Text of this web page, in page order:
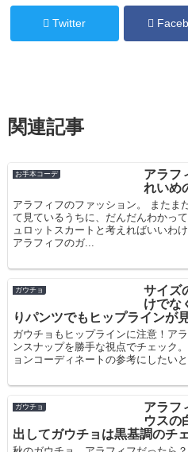
Twitter
関連記事
お手本コーデ
アラフ
れいめ
アラフィフのファッション。 またま
て見ているうちに、だんだんわかっ
ュロットスカートと考えればいいわ
アラフィフのガ...
ガウチョ
サイズ
けでな
りパンツでもヒップラインが
ガウチョもヒップラインに注意！ア
ンスナップを勝手な視点でチェック
ョンコーディネートの参考にしたい
ガウチョ
アラフ
ウスの
出してガウチョは黒基調のチ